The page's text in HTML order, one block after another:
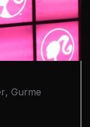
, Gurme